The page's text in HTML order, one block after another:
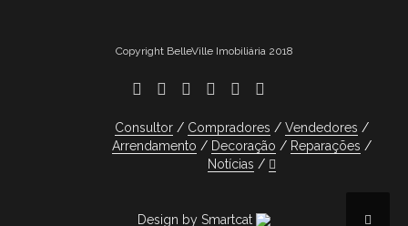
Copyright BelleVille Imobiliária 2018
Consultor Compradores
Vendedores
Arrendamento
Decoração
Reparações
Notícias
Design by Smartcat